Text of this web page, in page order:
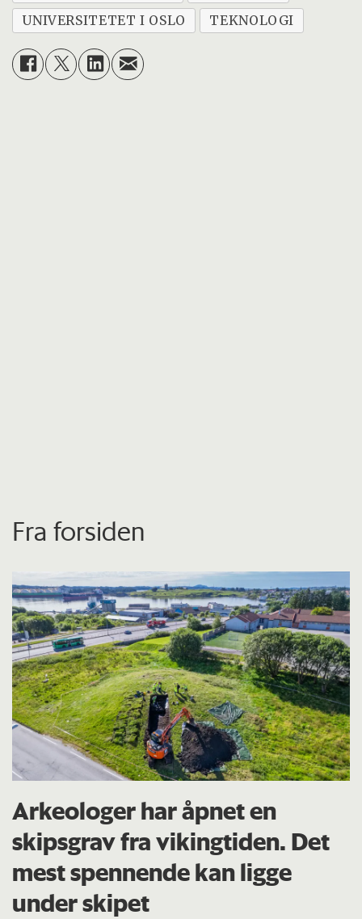
UNIVERSITETET I OSLO
TEKNOLOGI
Fra forsiden
Arkeologer har åpnet en
skipsgrav fra vikingtiden. Det
mest spennende kan ligge
under skipet